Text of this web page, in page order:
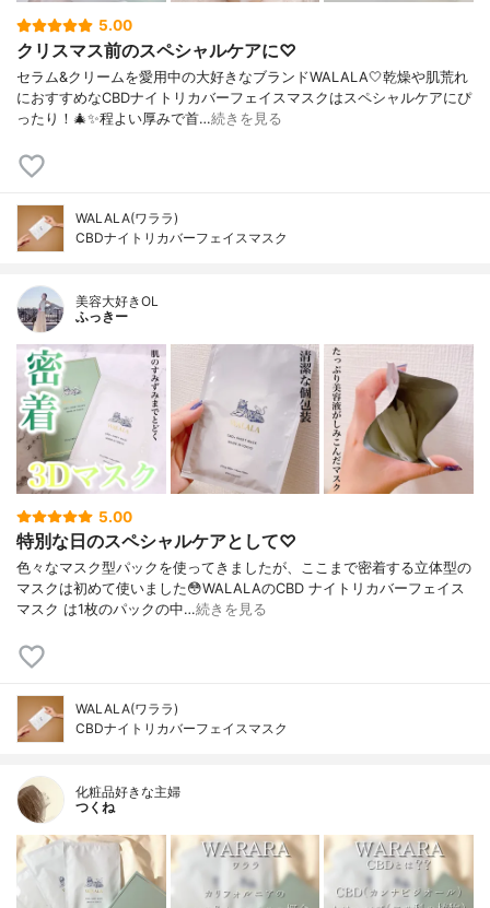
5.00
クリスマス前のスペシャルケアに♡
セラム&クリームを愛用中の大好きなブランドWALALA🤍乾燥や肌荒れ
におすすめなCBDナイトリカバーフェイスマスクはスペシャルケアにぴ
ったり！🎄✨程よい厚みで首…続きを見る
WALALA(ワララ)
CBDナイトリカバーフェイスマスク
美容大好きOL
ふっきー
5.00
特別な日のスペシャルケアとして♡
色々なマスク型パックを使ってきましたが、ここまで密着する立体型の
マスクは初めて使いました😳WALALAのCBD ナイトリカバーフェイス
マスク は1枚のパックの中…続きを見る
WALALA(ワララ)
CBDナイトリカバーフェイスマスク
化粧品好きな主婦
つくね